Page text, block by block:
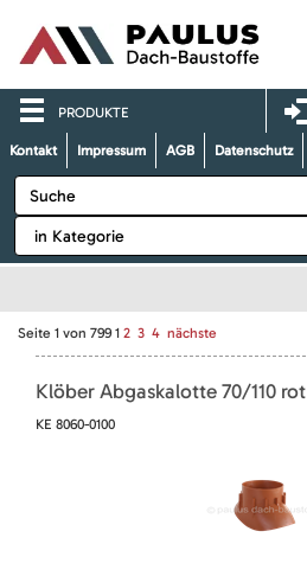
PRODUKTE
Kontakt Impressum AGB Datenschutz
Seite 1 von 799 1 2 3 4 nächste
Klöber Abgaskalotte 70/110 rot
KE 8060-0100